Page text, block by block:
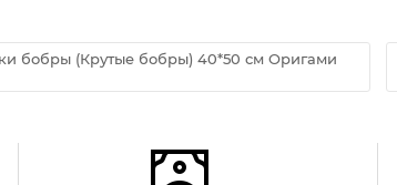
бобры (Крутые бобры) 40*50 см Оригами